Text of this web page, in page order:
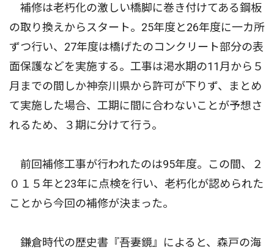
補修は老朽化の激しい橋脚に巻き付けてある鋼板
の取り換えからスタート。25年度と26年度に一カ所
ずつ行い、27年度は橋げたのコンクリート部分の表
面保護などを実施する。工事は渇水期の11月から５
月までの間しか神奈川県から許可が下りず、まとめ
て実施した場合、工期に間に合わないことが予想さ
れるため、３期に分けて行う。
前回補修工事が行われたのは95年度。この間、２
０１５年と23年に点検を行い、老朽化が認められた
ことから今回の補修が決まった。
鎌倉時代の歴史書『吾妻鏡』によると、森戸の海